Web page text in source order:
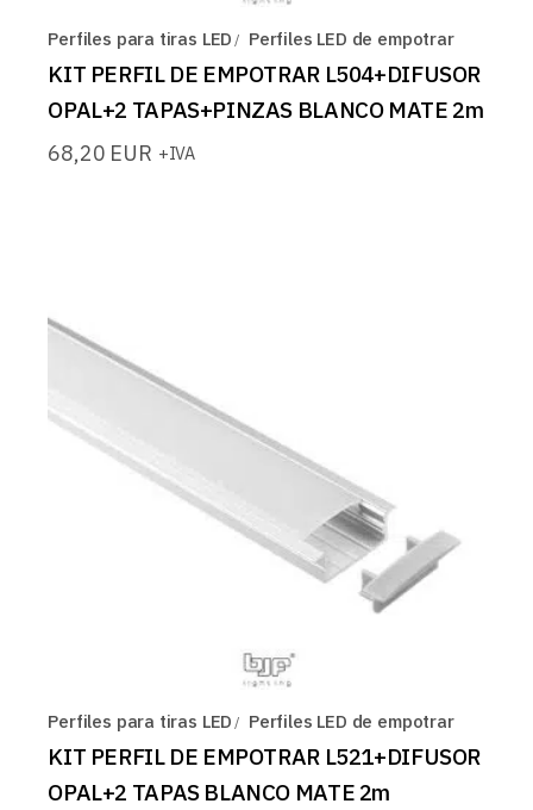
Perfiles para tiras LED Perfiles LED de empotrar
KIT PERFIL DE EMPOTRAR L504+DIFUSOR
OPAL+2 TAPAS+PINZAS BLANCO MATE 2m
68,20 EUR +IVA
Perfiles para tiras LED Perfiles LED de empotrar
KIT PERFIL DE EMPOTRAR L521+DIFUSOR
OPAL+2 TAPAS BLANCO MATE 2m